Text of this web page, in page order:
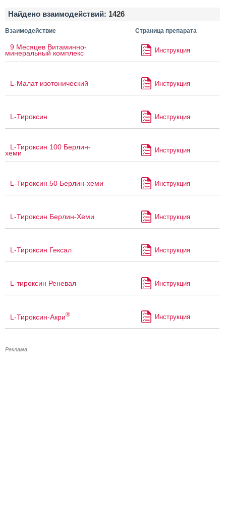
Найдено взаимодействий: 1426
Взаимодействие Страница препарата
9 Месяцев Витаминно-
минеральный комплекс Инструкция
L-Малат изотонический Инструкция
L-Тироксин Инструкция
L-Тироксин 100 Берлин-
хеми Инструкция
L-Тироксин 50 Берлин-хеми Инструкция
L-Тироксин Берлин-Хеми Инструкция
L-Тироксин Гексал Инструкция
L-тироксин Реневал Инструкция
L-Тироксин-Акри® Инструкция
Реклама